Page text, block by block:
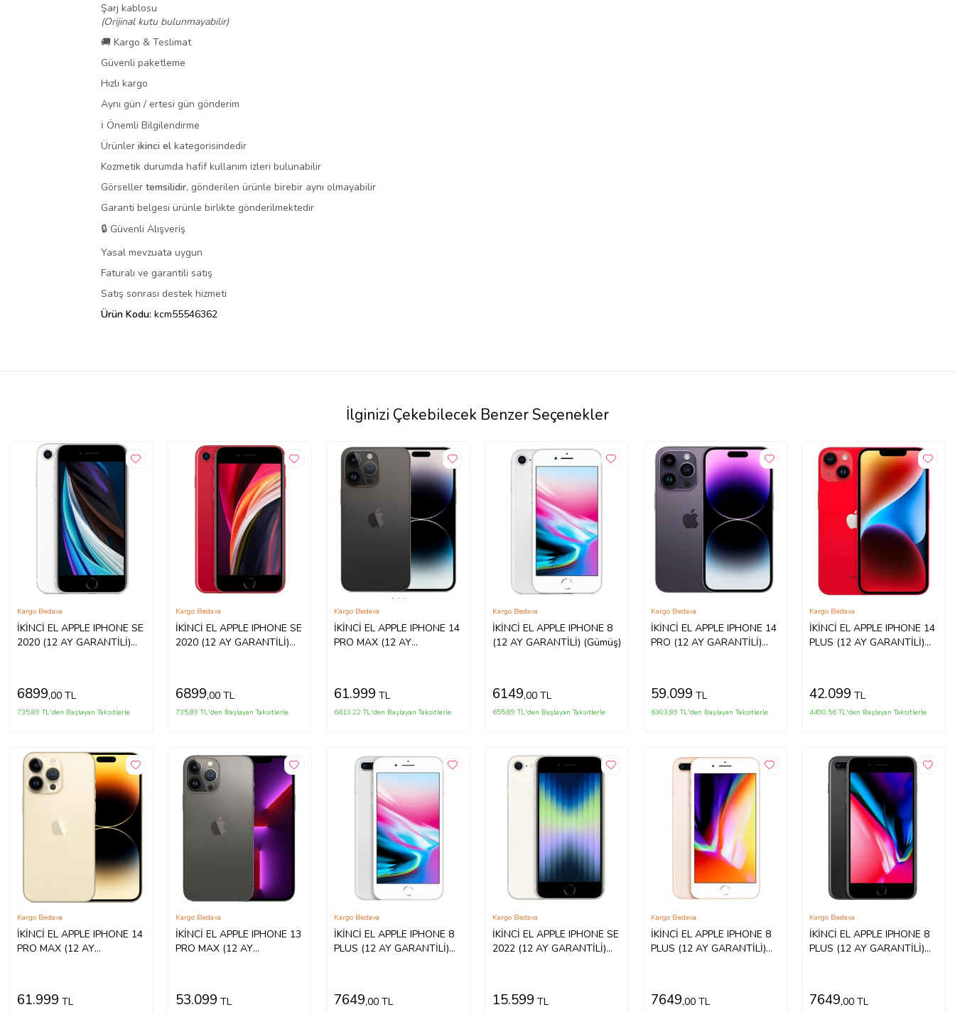
Şarj kablosu
(Orijinal kutu bulunmayabilir)
🚚 Kargo & Teslimat
Güvenli paketleme
Hızlı kargo
Aynı gün / ertesi gün gönderim
ℹ️ Önemli Bilgilendirme
Ürünler ikinci el kategorisindedir
Kozmetik durumda hafif kullanım izleri bulunabilir
Görseller temsilidir, gönderilen ürünle birebir aynı olmayabilir
Garanti belgesi ürünle birlikte gönderilmektedir
🔒 Güvenli Alışveriş
Yasal mevzuata uygun
Faturalı ve garantili satış
Satış sonrası destek hizmeti
Ürün Kodu: kcm55546362
İlginizi Çekebilecek Benzer Seçenekler
İKİNCİ EL APPLE IPHONE SE
2020 (12 AY GARANTİLİ)
Kargo Bedava
6899,00 TL
735,89 TL'den Başlayan Taksitlerle
İKİNCİ EL APPLE IPHONE SE
2020 (12 AY GARANTİLİ)
Kargo Bedava
6899,00 TL
735,89 TL'den Başlayan Taksitlerle
İKİNCİ EL APPLE IPHONE 14
PRO MAX (12 AY
Kargo Bedava
61.999 TL
6613,22 TL'den Başlayan Taksitlerle
İKİNCİ EL APPLE IPHONE 8
(12 AY GARANTİLİ) (Gümüş)
Kargo Bedava
6149,00 TL
655,89 TL'den Başlayan Taksitlerle
İKİNCİ EL APPLE IPHONE 14
PRO (12 AY GARANTİLİ)
Kargo Bedava
59.099 TL
6303,89 TL'den Başlayan Taksitlerle
İKİNCİ EL APPLE IPHONE 14
PLUS (12 AY GARANTİLİ)
Kargo Bedava
42.099 TL
4490,56 TL'den Başlayan Taksitlerle
İKİNCİ EL APPLE IPHONE 14
PRO MAX (12 AY
Kargo Bedava
61.999 TL
İKİNCİ EL APPLE IPHONE 13
PRO MAX (12 AY
Kargo Bedava
53.099 TL
İKİNCİ EL APPLE IPHONE 8
PLUS (12 AY GARANTİLİ)
Kargo Bedava
7649,00 TL
İKİNCİ EL APPLE IPHONE SE
2022 (12 AY GARANTİLİ)
Kargo Bedava
15.599 TL
İKİNCİ EL APPLE IPHONE 8
PLUS (12 AY GARANTİLİ)
Kargo Bedava
7649,00 TL
İKİNCİ EL APPLE IPHONE 8
PLUS (12 AY GARANTİLİ)
Kargo Bedava
7649,00 TL